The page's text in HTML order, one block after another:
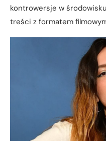
kontrowersje w
treści z formatem